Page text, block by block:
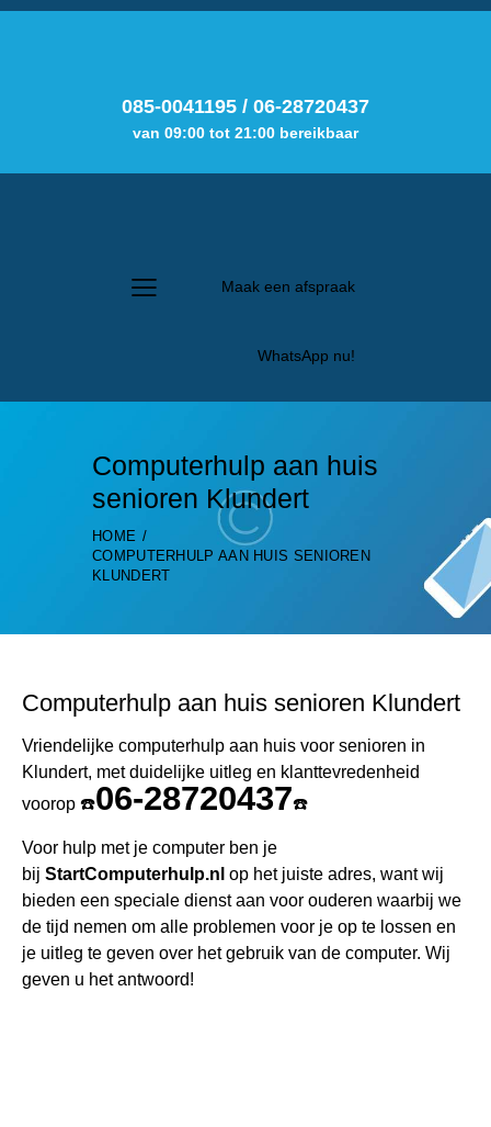
085-0041195 / 06-28720437
van 09:00 tot 21:00 bereikbaar
Maak een afspraak
WhatsApp nu!
Computerhulp aan huis
senioren Klundert
HOME
COMPUTERHULP AAN HUIS SENIOREN
KLUNDERT
Computerhulp aan huis senioren Klundert
Vriendelijke computerhulp aan huis voor senioren in
Klundert, met duidelijke uitleg en klanttevredenheid
voorop ☎️06-28720437☎️
Voor hulp met je computer ben je
bij StartComputerhulp.nl op het juiste adres, want wij
bieden een speciale dienst aan voor ouderen waarbij we
de tijd nemen om alle problemen voor je op te lossen en
je uitleg te geven over het gebruik van de computer. Wij
geven u het antwoord!